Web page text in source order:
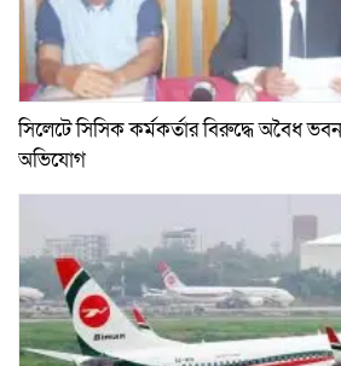
সিলেটে সিসিক কর্মকর্তার বিরুদ্ধে অবৈধ ভবন
অভিযোগ